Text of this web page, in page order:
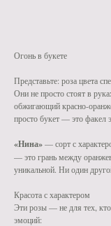
Огонь в букете
Представьте: роза цвета
Они не просто стоят в
обжигающий красно-
просто букет — это факел
«Нина»— сорт с
— это грань между
уникальной. Ни один
Красота с характером
Эти розы — не для тех,
эмоций: